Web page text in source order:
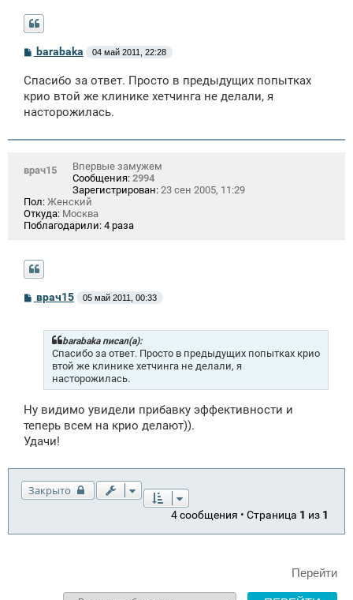
С
б
щ
н
е
barabaka 04 май 2011, 22:28
Спасибо за ответ. Просто в предыдущих попытках
крио втой же клинике хетчинга не делали, я
насторожилась.
врач15
Впервые замужем
Сообщения: 2994
Зарегистрирован: 23 сен 2005, 11:29
Пол: Женский
Откуда: Москва
Поблагодарили: 4 раза
Сврач15 05 май 2011, 00:33
barabaka писал(а):
Спасибо за ответ. Просто в предыдущих попытках крио
втой же клинике хетчинга не делали, я
насторожилась.
Ну видимо увидели прибавку эффективности и
теперь всем на крио делают)).
Удачи!
Закрыто
4 сообщения • Страница 1 из 1
Перейти